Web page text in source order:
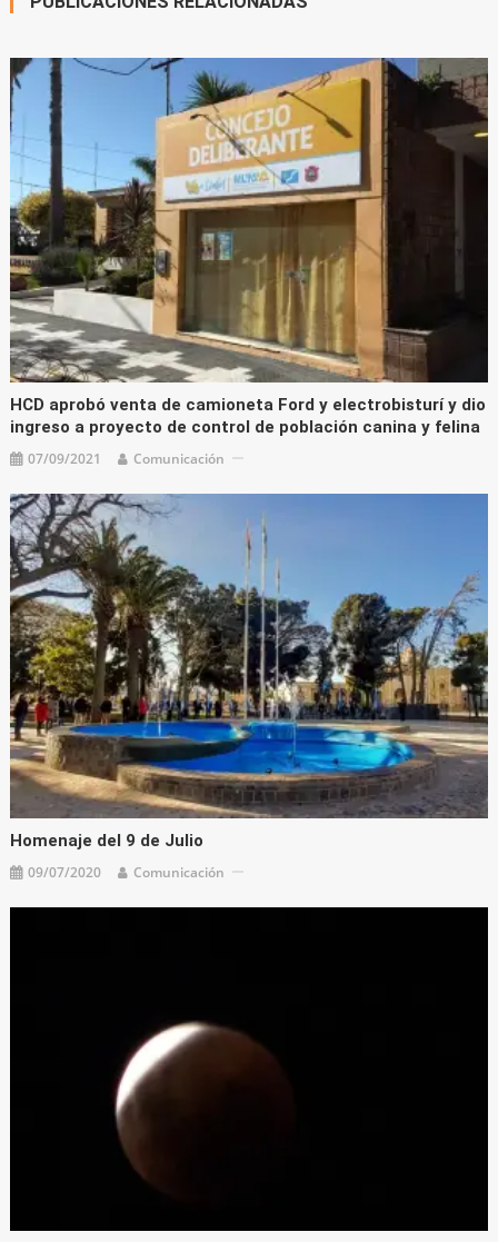
HCD aprobó venta de camioneta Ford y electrobisturí y dio
ingreso a proyecto de control de población canina y felina
07/09/2021 Comunicación
Homenaje del 9 de Julio
09/07/2020 Comunicación